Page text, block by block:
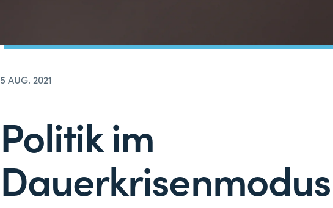
5 AUG. 2021
Politik im
Dauerkrisenmodus